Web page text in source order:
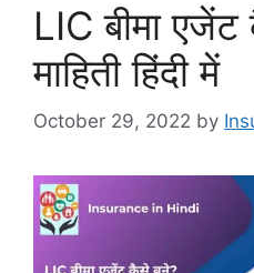
LIC बीमा
माहिती हिंदी में
October 29, 2022 by